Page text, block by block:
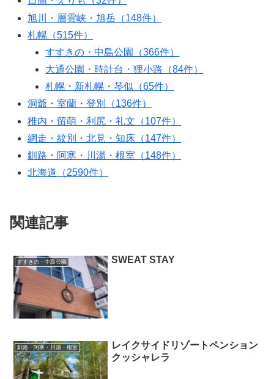
旭川・層雲峡・旭岳（148件）
札幌（515件）
すすきの・中島公園（366件）
大通公園・時計台・狸小路（84件）
札幌・新札幌・琴似（65件）
洞爺・室蘭・登別（136件）
稚内・留萌・利尻・礼文（107件）
網走・紋別・北見・知床（147件）
釧路・阿寒・川湯・根室（148件）
北海道（2590件）
関連記事
すすきの・中島公園 SWEAT STAY
釧路・阿寒・川湯・根室
レイクサイドリゾートペンション
クッシャレラ